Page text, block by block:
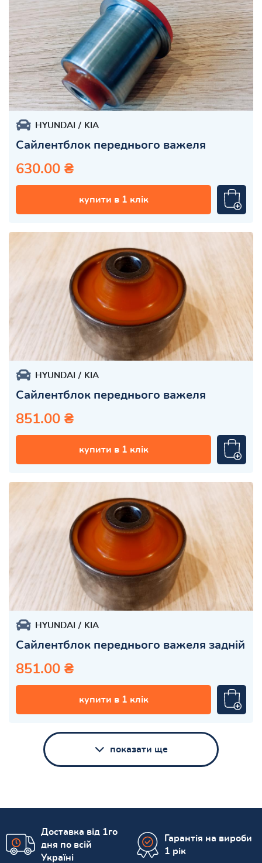
HYUNDAI KIA
Сайлентблок переднього важеля
630.00 ₴
купити в 1 клік
HYUNDAI KIA
Сайлентблок переднього важеля
851.00 ₴
купити в 1 клік
HYUNDAI KIA
Сайлентблок переднього важеля задній
851.00 ₴
купити в 1 клік
показати ще
Доставка від 1го
дня по всій
Україні
Гарантія на вироби
1 рік